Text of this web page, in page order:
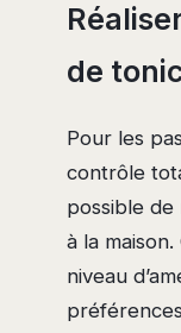
de
Pour les
contrôle
possible
à la
niveau